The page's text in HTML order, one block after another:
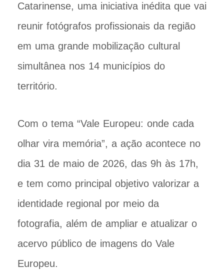
Catarinense, uma iniciativa inédita que vai
reunir fotógrafos profissionais da região
em uma grande mobilização cultural
simultânea nos 14 municípios do
território.
Com o tema “Vale Europeu: onde cada
olhar vira memória”, a ação acontece no
dia 31 de maio de 2026, das 9h às 17h,
e tem como principal objetivo valorizar a
identidade regional por meio da
fotografia, além de ampliar e atualizar o
acervo público de imagens do Vale
Europeu.